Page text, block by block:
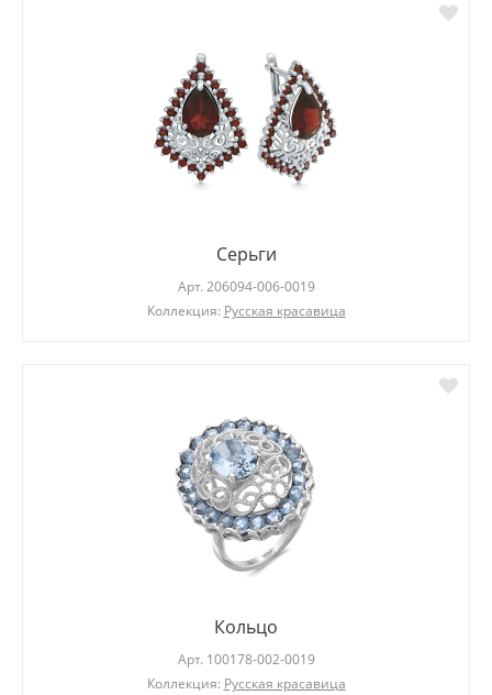
Серьги
Арт. 206094-006-0019
Коллекция: Русская красавица
Кольцо
Арт. 100178-002-0019
Коллекция: Русская красавица